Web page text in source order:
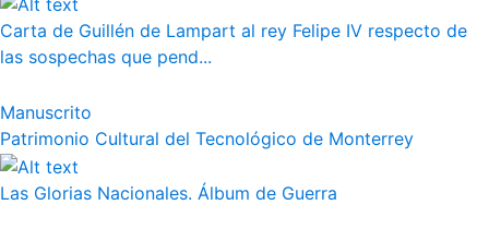
Carta de Guillén de Lampart al rey Felipe IV respecto de
las sospechas que pend...
Manuscrito
Patrimonio Cultural del Tecnológico de Monterrey
Las Glorias Nacionales. Álbum de Guerra